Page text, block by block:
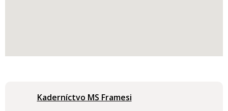
Kaderníctvo MS Framesi